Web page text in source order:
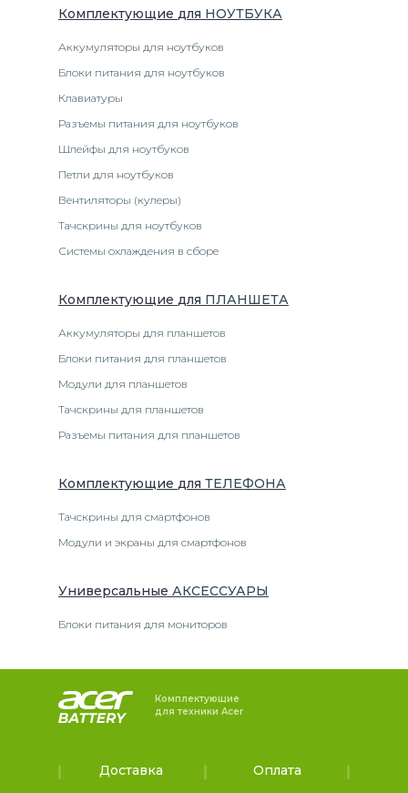
Комплектующие для НОУТБУКА
Аккумуляторы для ноутбуков
Блоки питания для ноутбуков
Клавиатуры
Разъемы питания для ноутбуков
Шлейфы для ноутбуков
Петли для ноутбуков
Вентиляторы (кулеры)
Тачскрины для ноутбуков
Системы охлаждения в сборе
Комплектующие для ПЛАНШЕТА
Аккумуляторы для планшетов
Блоки питания для планшетов
Модули для планшетов
Тачскрины для планшетов
Разъемы питания для планшетов
Комплектующие для ТЕЛЕФОНА
Тачскрины для смартфонов
Модули и экраны для смартфонов
Универсальные АКСЕССУАРЫ
Блоки питания для мониторов
Комплектующие
для техники Acer
Доставка Оплата